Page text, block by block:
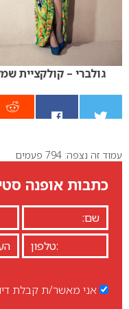
גולברי – קולקציית
0
עמוד זה נצפה: 794 פעמים
כתבות אופנה
אני מאשר/ת קבלת